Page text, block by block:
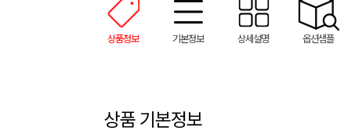
상품정보 기본정보 상세설명 옵션샘플
상품 기본정보